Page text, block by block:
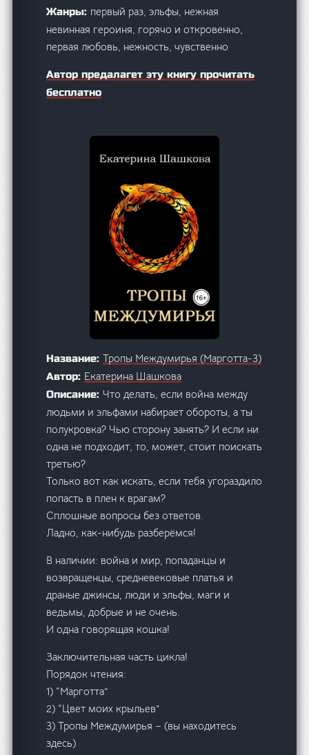
Жанры: первый раз, эльфы, нежная
невинная героиня, горячо и откровенно,
первая любовь, нежность, чувственно
Автор предалагет эту книгу прочитать
бесплатно
Название:Тропы Междумирья (Марготта-3)
Автор: Екатерина Шашкова
Описание: Что делать, если война между
людьми и эльфами набирает обороты, а ты
полукровка? Чью сторону занять? И если ни
одна не подходит, то, может, стоит поискать
третью?
Только вот как искать, если тебя угораздило
попасть в плен к врагам?
Сплошные вопросы без ответов.
Ладно, как-нибудь разберёмся!
В наличии: война и мир, попаданцы и
возвращенцы, средневековые платья и
драные джинсы, люди и эльфы, маги и
ведьмы, добрые и не очень.
И одна говорящая кошка!
Заключительная часть цикла!
Порядок чтения:
1) “Марготта”
2) “Цвет моих крыльев”
3) Тропы Междумирья – (вы находитесь
здесь)